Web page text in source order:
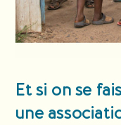
Et si on se
une